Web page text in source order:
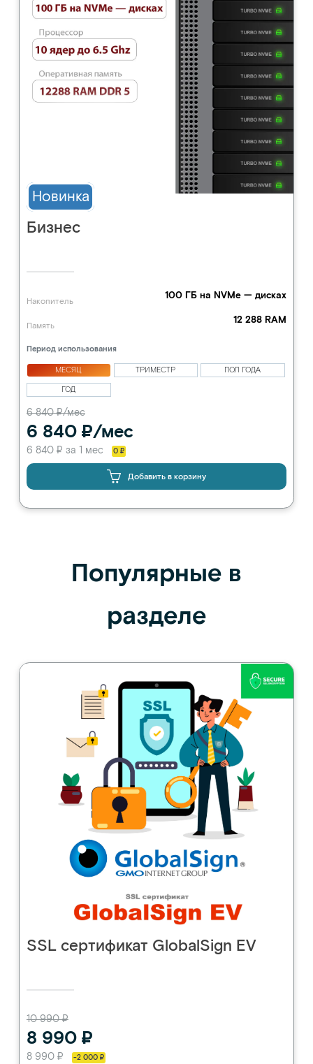
Новинка
Бизнес
Накопитель 100 ГБ на NVMe — дисках
Память 12 288 RAM
Период использования
МЕСЯЦ ТРИМЕСТР
ПОЛ ГОДА
ГОД
6 840 ₽/мес
6 840 ₽/мес
6 840 ₽ за 1 мес 0 ₽
Добавить в корзину
Популярные в
разделе
SSL сертификат GlobalSign EV
10 990 ₽
8 990 ₽
8 990 ₽ -2 000 ₽